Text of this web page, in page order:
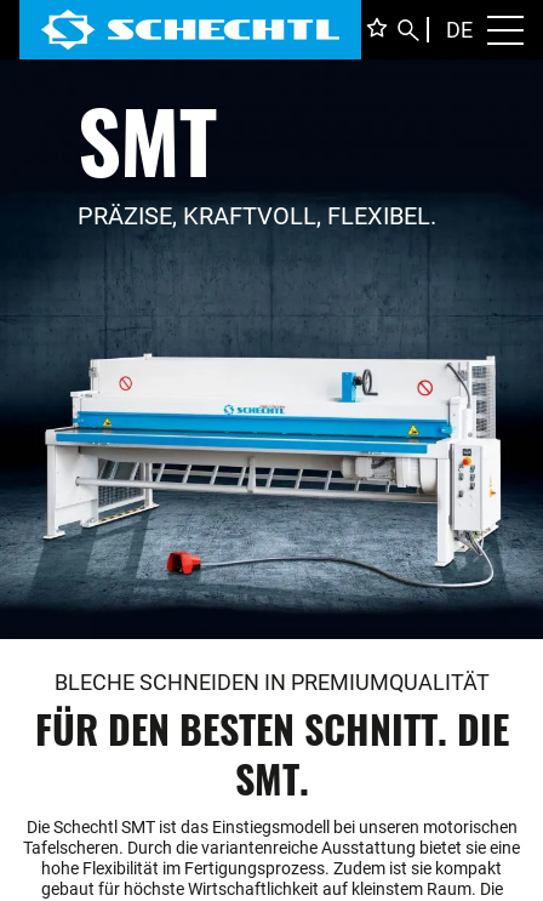
DE
SMT
PRÄZISE, KRAFTVOLL, FLEXIBEL.
BLECHE SCHNEIDEN IN PREMIUMQUALITÄT
FÜR DEN BESTEN SCHNITT. DIE
SMT.
Die Schechtl SMT ist das Einstiegsmodell bei unseren motorischen
Tafelscheren. Durch die variantenreiche Ausstattung bietet sie eine
hohe Flexibilität im Fertigungsprozess. Zudem ist sie kompakt
gebaut für höchste Wirtschaftlichkeit auf kleinstem Raum. Die